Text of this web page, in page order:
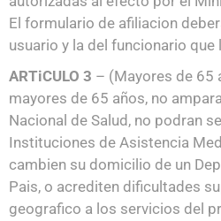
El formulario de afiliacion
usuario y la del funcionario que
ARTiCULO 3 – (Mayores de 65
mayores de 65 años, no
Nacional de Salud, no podran
Instituciones de Asistencia
cambien su domicilio de un
Pais, o acrediten dificultades
geografico a los servicios del